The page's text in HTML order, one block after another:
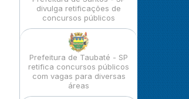
divulga retificações de
concursos públicos
Prefeitura de Taubaté - SP
retifica concursos públicos
com vagas para diversas
áreas